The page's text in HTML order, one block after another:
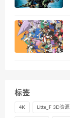
标签
4K Litte_F 3D资源